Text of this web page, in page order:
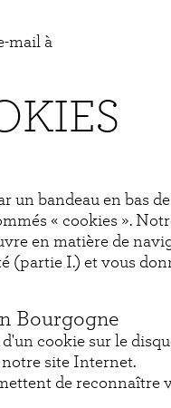
mail à
bandeau en bas
« cookies ».
en matière de
(partie I.) et vous
Bourgogne
cookie sur le
site Internet.
de reconnaître